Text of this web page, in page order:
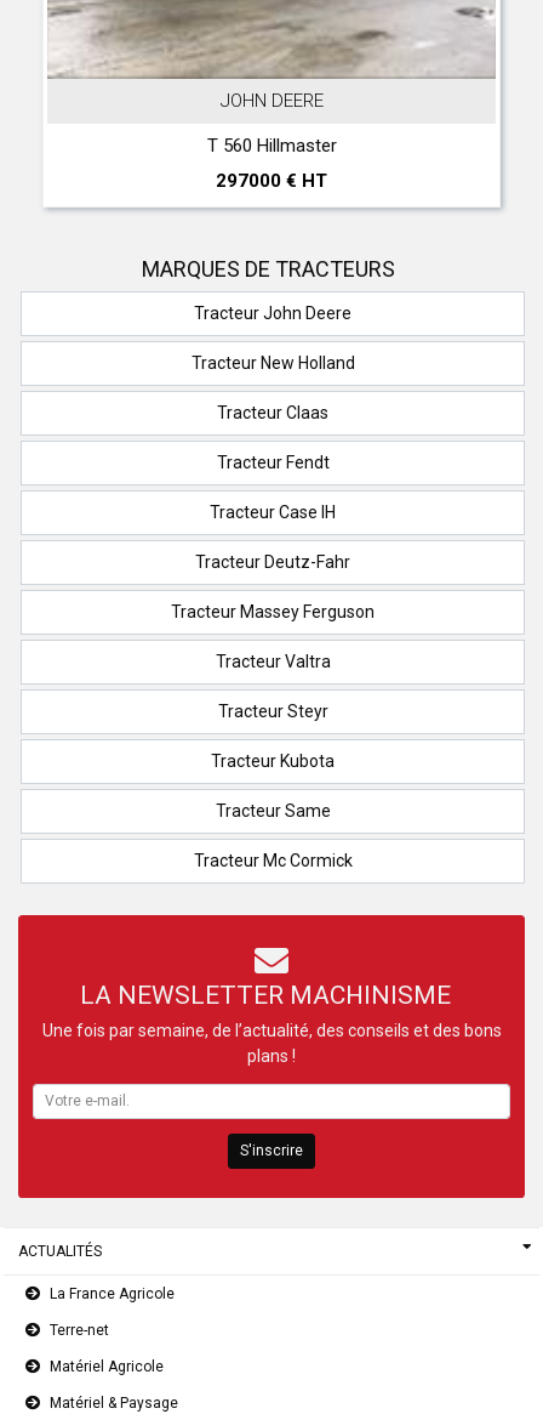
JOHN DEERE
T 560 Hillmaster
297000 € HT
MARQUES DE TRACTEURS
Tracteur John Deere
Tracteur New Holland
Tracteur Claas
Tracteur Fendt
Tracteur Case IH
Tracteur Deutz-Fahr
Tracteur Massey Ferguson
Tracteur Valtra
Tracteur Steyr
Tracteur Kubota
Tracteur Same
Tracteur Mc Cormick
LA NEWSLETTER MACHINISME
Une fois par semaine, de l’actualité, des conseils et des bons
plans !
S'inscrire
ACTUALITÉS
La France Agricole
Terre-net
Matériel Agricole
Matériel & Paysage